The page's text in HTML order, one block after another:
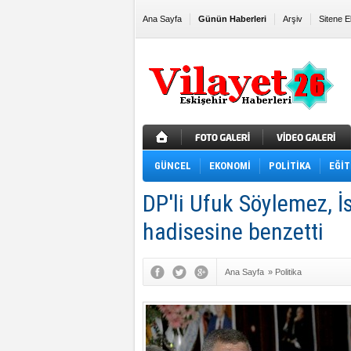
Ana Sayfa Günün Haberleri Arşiv Sitene
GÜNCEL EKONOMİ POLİTİKA
DP'li Ufuk Söylemez,
hadisesine benzetti
Ana Sayfa » Politika